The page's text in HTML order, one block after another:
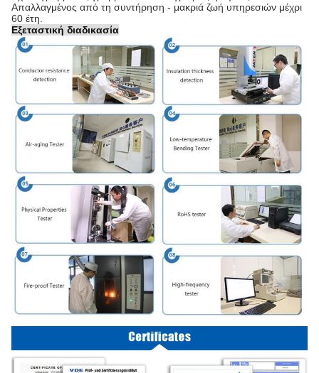
Απαλλαγμένος από τη συντήρηση - μακριά ζωή υπηρεσιών μέχρι
60 έτη.
Εξεταστική διαδικασία